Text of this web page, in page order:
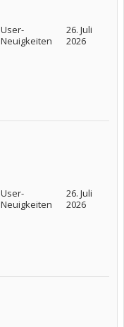
User-
Neuigkeiten
26. Juli
2026
User-
Neuigkeiten
26. Juli
2026